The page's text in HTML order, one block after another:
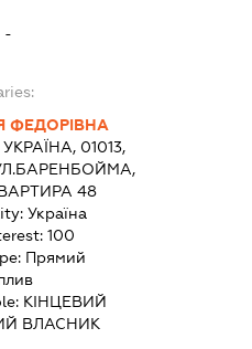
-
ФЕДОРІВНА
УКРАЇНА, 01013,
48
Україна
100
Прямий
КІНЦЕВИЙ
ВЛАСНИК